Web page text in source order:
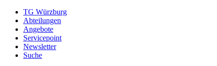
TG Würzburg
Abteilungen
Angebote
Servicepoint
Newsletter
Suche